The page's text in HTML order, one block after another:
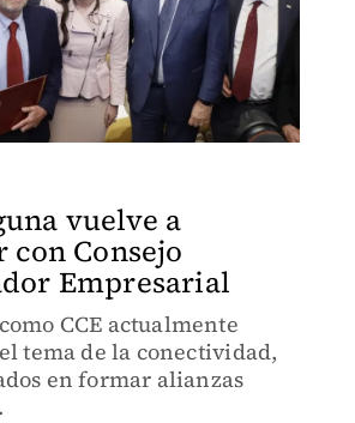
vuelve a
con Consejo
Empresarial
CCE actualmente
tema de la conectividad,
en formar alianzas